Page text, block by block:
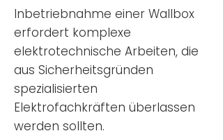
Inbetriebnahme einer Wallbox
erfordert komplexe
elektrotechnische Arbeiten, die
aus Sicherheitsgründen
spezialisierten
Elektrofachkräften überlassen
werden sollten.